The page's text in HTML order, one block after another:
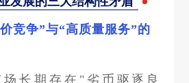
竞争”与“高质量服务”的
长期存在"劣币驱逐良